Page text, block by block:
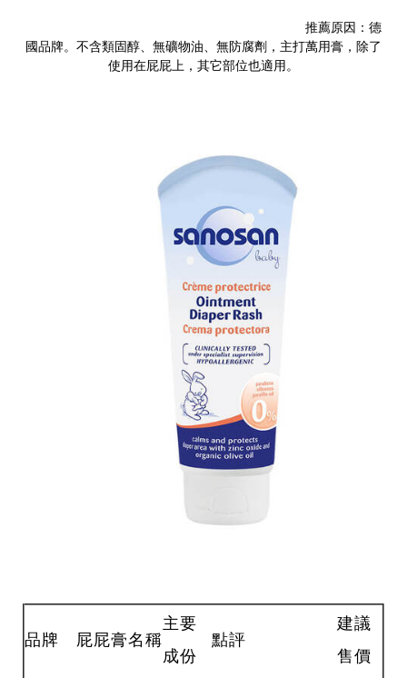
推薦原因：德
國品牌。不含類固醇、無礦物油、無防腐劑，主打萬用膏，除了
使用在屁屁上，其它部位也適用。
品牌 屁屁膏名稱
主要
成份
點評
建議
售價